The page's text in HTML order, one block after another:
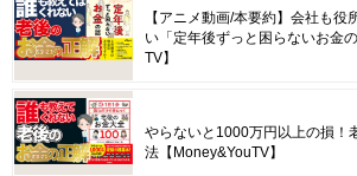
【アニメ動画/本要約】会社も役
い「定年後ずっと困らないお金
TV】
やらないと1000万円以上の損！
法【Money&YouTV】